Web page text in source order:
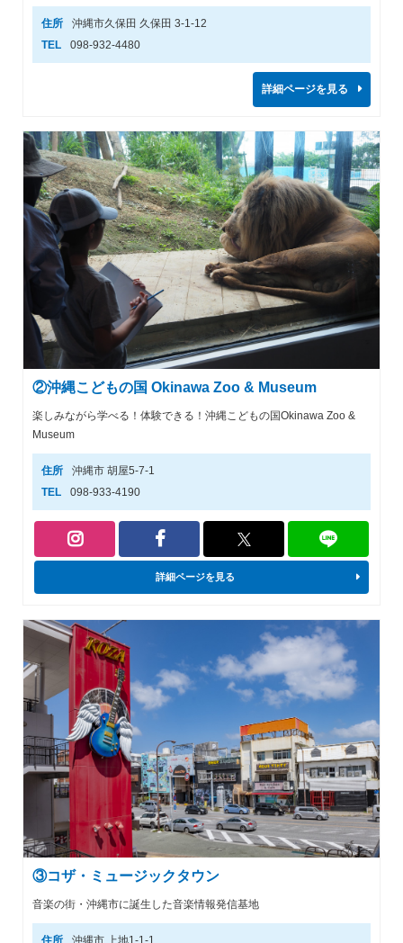
住所
沖縄市久保田 久保田 3-1-12
TEL
098-932-4480
詳細ページを見る
②沖縄こどもの国 Okinawa Zoo & Museum
楽しみながら学べる！体験できる！沖縄こどもの国Okinawa Zoo &
Museum
住所
沖縄市 胡屋5-7-1
TEL
098-933-4190
詳細ページを見る
③コザ・ミュージックタウン
音楽の街・沖縄市に誕生した音楽情報発信基地
住所 沖縄市 上地1-1-1